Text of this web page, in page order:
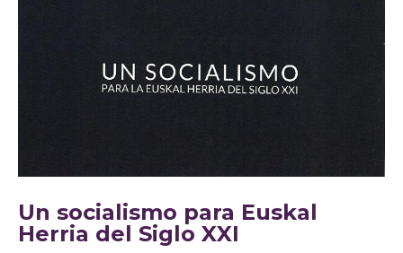
Un socialismo para Euskal
Herria del Siglo XXI